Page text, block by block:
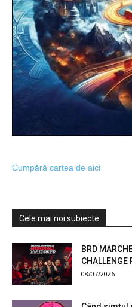
Cumpără cartea de aici
Cele mai noi subiecte
BRD
CHALLENGE
08/07/2026